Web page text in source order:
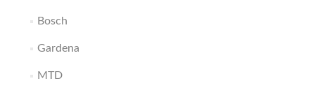
Bosch
Gardena
MTD